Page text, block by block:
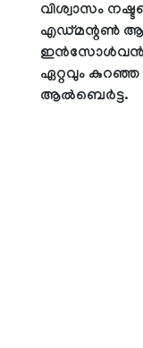
വിശ്വാസം
എഡ്മന്റണ്‍
ഇന്‍സോള്‍വന്‍സി
ഏറ്റവും കുറഞ്ഞ
ആല്‍ബെര്‍ട്ട.